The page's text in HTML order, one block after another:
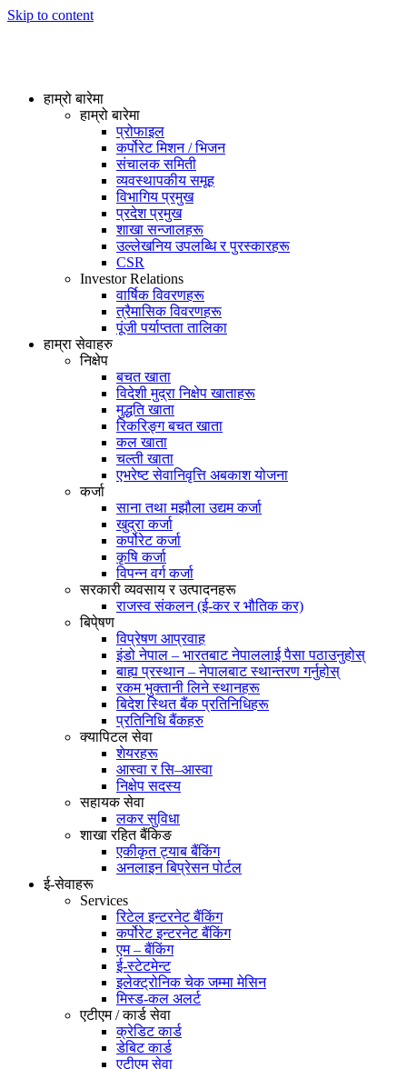
Skip to content
हाम्रो बारेमा
हाम्रो बारेमा
प्रोफाइल
कर्पोरेट मिशन / भिजन
संचालक समिती
व्यवस्थापकीय समूह
विभागिय प्रमुख
प्रदेश प्रमुख
शाखा सन्जालहरू
उल्लेखनिय उपलब्धि र पुरस्कारहरू
CSR
Investor Relations
वार्षिक विवरणहरू
त्रैमासिक विवरणहरू
पूंजी पर्याप्तता तालिका
हाम्रा सेवाहरु
निक्षेप
बचत खाता
विदेशी मुद्रा निक्षेप खाताहरू
मुद्धति खाता
रिकरिङ्ग बचत खाता
कल खाता
चल्ती खाता
एभरेष्ट सेवानिवृत्ति अबकाश योजना
कर्जा
साना तथा मझौला उद्यम कर्जा
खुद्रा कर्जा
कर्पोरेट कर्जा
कृषि कर्जा
विपन्न वर्ग कर्जा
सरकारी व्यवसाय र उत्पादनहरू
राजस्व संकलन (ई-कर र भौतिक कर)
बिपे्षण
विप्रेषण आप्रवाह
इंडो नेपाल – भारतबाट नेपाललाई पैसा पठाउनुहोस्
बाह्य प्रस्थान – नेपालबाट स्थान्तरण गर्नुहोस्
रकम भुक्तानी लिने स्थानहरू
बिदेश स्थित बैंक प्रतिनिधिहरू
प्रतिनिधि बैंकहरु
क्यापिटल सेवा
शेयरहरू
आस्वा र सि–आस्वा
निक्षेप सदस्य
सहायक सेवा
लकर सुविधा
शाखा रहित बैंकिङ
एकीकृत ट्याब बैंकिंग
अनलाइन बिप्रेसन पोर्टल
ई-सेवाहरू
Services
रिटेल इन्टरनेट बैंकिंग
कर्पोरेट इन्टरनेट बैंकिंग
एम – बैंकिंग
ई-स्टेटमेन्ट
इलेक्ट्रोनिक चेक जम्मा मेसिन
मिस्ड-कल अलर्ट
एटीएम / कार्ड सेवा
क्रेडिट कार्ड
डेबिट कार्ड
एटीएम सेवा